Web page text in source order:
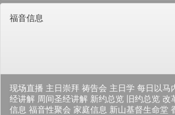
福音信息
现场直播 主日崇拜 祷告会 主日学 每日以马
经讲解 周间圣经讲解 新约总览 旧约总览 改
信息 福音性聚会 家庭信息 新山基督生命堂